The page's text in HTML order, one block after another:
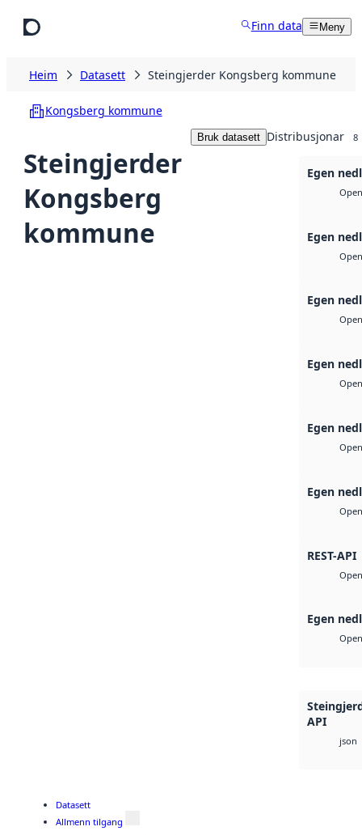
Finn data Meny
Heim Datasett Steingjerder Kongsberg kommune
Kongsberg kommune
Steingjerder
Kongsberg
kommune
Bruk datasett Distribusjonar 8
Egen
Egen
Egen
Egen
Egen
Egen
REST-API
Egen
API
json
Datasett
Allmenn tilgang